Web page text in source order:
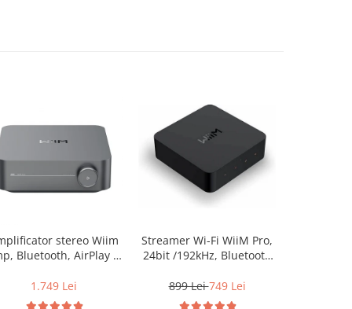
stereo Wiim
Bluetooth, AirPlay 2,
Chromecast, HDMI &
Voice Control
1.749 Lei
Streamer Wi-Fi WiiM Pro,
24bit /192kHz, Bluetooth
Tidal Connect, Airplay 2
899 Lei749 Lei